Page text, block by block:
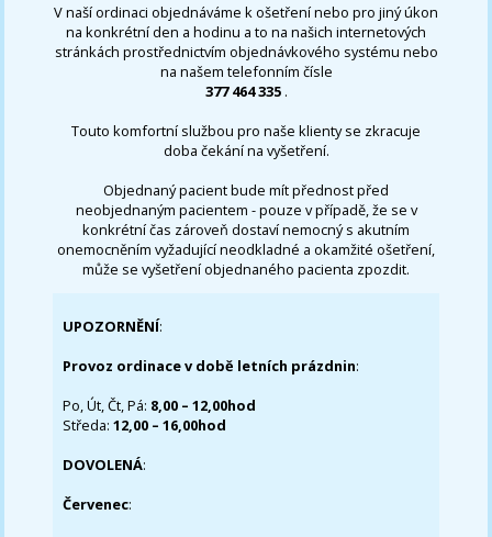
V naší ordinaci objednáváme k ošetření nebo pro jiný úkon
na konkrétní den a hodinu a to na našich internetových
stránkách prostřednictvím objednávkového systému nebo
na našem telefonním čísle
377 464 335 .
Touto komfortní službou pro naše klienty se zkracuje
doba čekání na vyšetření.
Objednaný pacient bude mít přednost před
neobjednaným pacientem - pouze v případě, že se v
konkrétní čas zároveň dostaví nemocný s akutním
onemocněním vyžadující neodkladné a okamžité ošetření,
může se vyšetření objednaného pacienta zpozdit.
UPOZORNĚNÍ:
Provoz ordinace v době letních prázdnin:
Po, Út, Čt, Pá: 8,00 – 12,00hod
Středa:12,00 – 16,00hod
DOVOLENÁ:
Červenec: